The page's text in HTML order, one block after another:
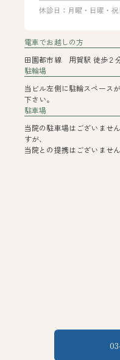
電車でお越しの方
田園都市線 用賀駅 徒歩２
駐輪場
当ビル左側に駐輪スペース
下さい。
駐車場
当院の駐車場はございませ
すが、
当院との提携はございません